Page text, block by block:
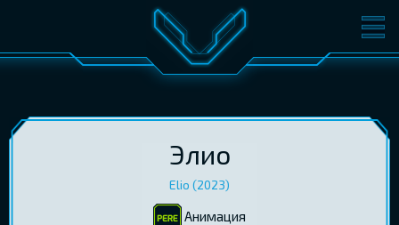
ФИЛЬМЫ БИЛЕТЫ
ПОДАРОЧНЫЕ КАРТЫ
Элио
Elio (2023)
Aнимация